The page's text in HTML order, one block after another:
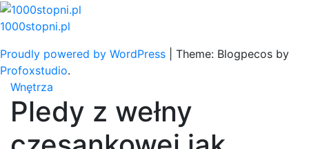
Skip
to
1000stopni.pl
Proudly powered by WordPress
Theme: Blogpecos by
Profoxstudio.
Wnętrza
Pledy z wełny